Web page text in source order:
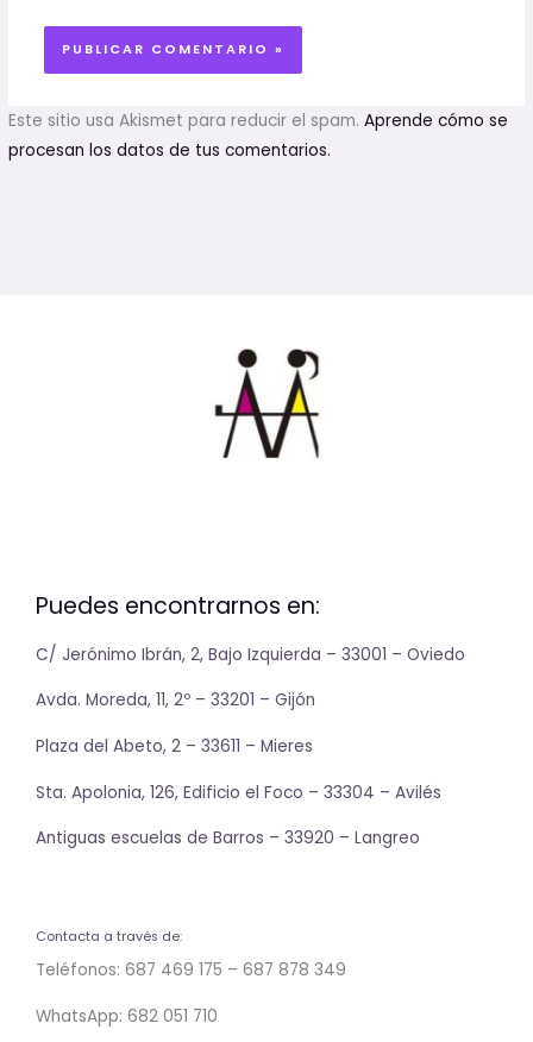
Este sitio usa Akismet para reducir el spam.Aprende cómo se
procesan los datos de tus comentarios.
Puedes encontrarnos en:
C/ Jerónimo Ibrán, 2, Bajo Izquierda – 33001 – Oviedo
Avda. Moreda, 11, 2º – 33201 – Gijón
Plaza del Abeto, 2 – 33611 – Mieres
Sta. Apolonia, 126, Edificio el Foco – 33304 – Avilés
Antiguas escuelas de Barros – 33920 – Langreo
Contacta a través de:
Teléfonos: 687 469 175 – 687 878 349
WhatsApp: 682 051 710